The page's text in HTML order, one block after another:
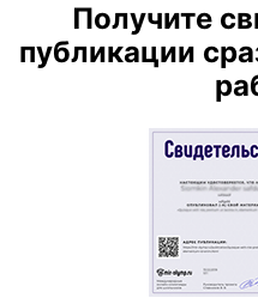
Получите
публикации